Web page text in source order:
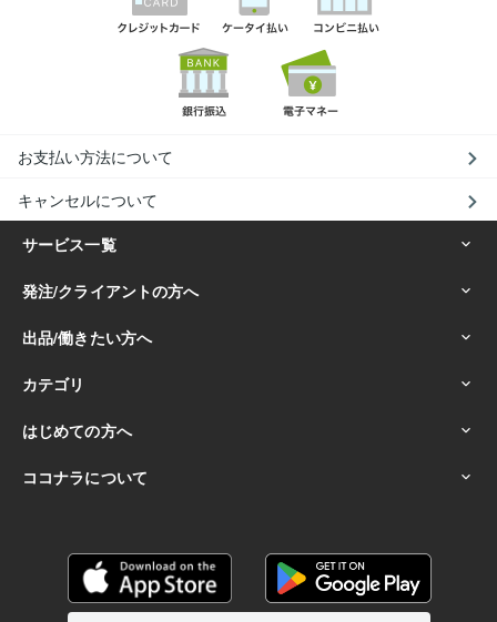
お支払い方法について
キャンセルについて